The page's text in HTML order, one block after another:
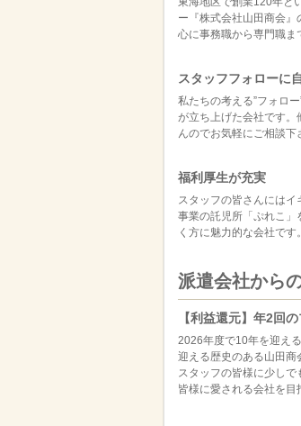
ー『株式会社山田商会
心に事務職から専門職ま
スタッフフォローに
私たちの考える”フォロ
が立ち上げた会社です
んのでお気軽にご相談下
福利厚生が充実
スタッフの皆さんには
事業の託児所「ぷれこ
く方に魅力的な会社で
派遣会社から
【利益還元】年2回
2026年度で10年を迎え
迎える歴史のある山田
スタッフの皆様に少し
皆様に愛される会社を目